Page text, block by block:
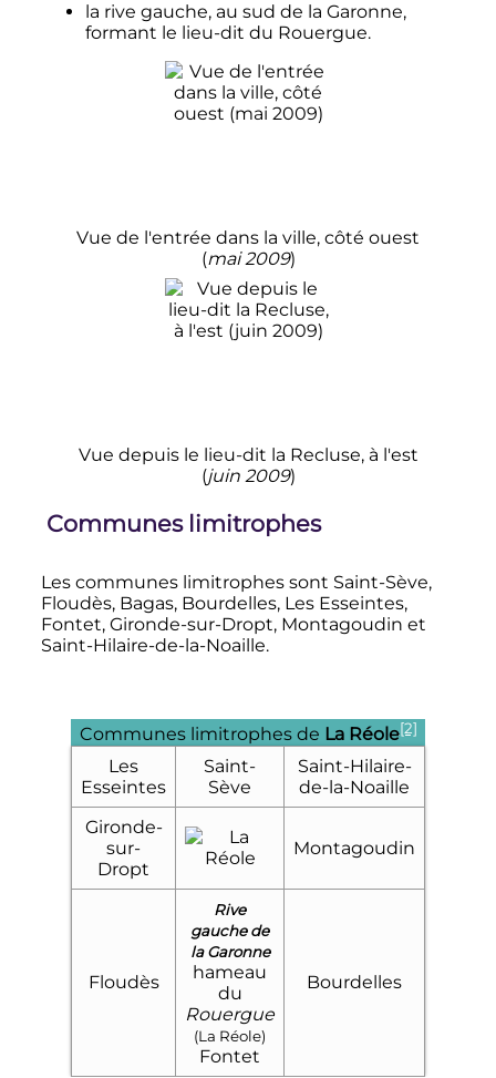
la rive gauche, au sud de la Garonne,
formant le lieu-dit du Rouergue.
Vue de l'entrée dans la ville, côté ouest
(mai 2009)
Vue depuis le lieu-dit la Recluse, à l'est
(juin 2009)
Communes limitrophes
Les communes limitrophes sont Saint-Sève,
Floudès, Bagas, Bourdelles, Les Esseintes,
Fontet, Gironde-sur-Dropt, Montagoudin et
Saint-Hilaire-de-la-Noaille.
Communes limitrophes de La Réole[2]
Les
Esseintes
Saint-
Sève
Saint-Hilaire-
de-la-Noaille
Gironde-
sur-
Dropt
Montagoudin
Floudès
Rive
gauche de
la Garonne
hameau
du
Rouergue
(La Réole)
Fontet
Bourdelles